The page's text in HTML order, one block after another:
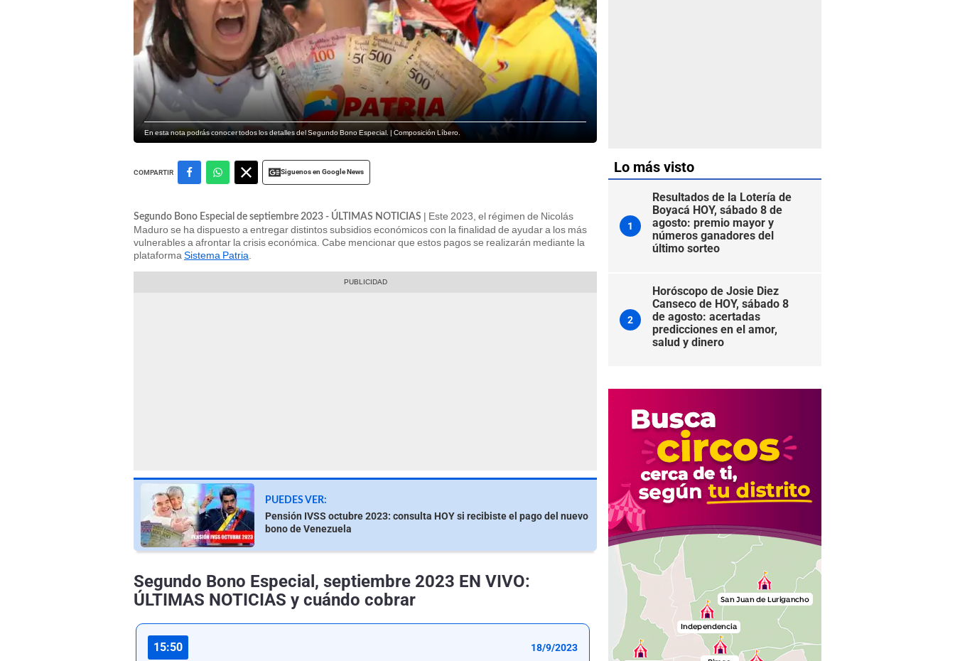
En esta nota podrás conocer todos los detalles del Segundo Bono Especial. | Composición Líbero.
COMPARTIR Siguenos en Google News
Segundo Bono Especial de septiembre 2023 - ÚLTIMAS NOTICIAS | Este 2023, el régimen de Nicolás
Maduro se ha dispuesto a entregar distintos subsidios económicos con la finalidad de ayudar a los más
vulnerables a afrontar la crisis económica. Cabe mencionar que estos pagos se realizarán mediante la
plataforma Sistema Patria
PUEDES VER:
Pensión IVSS octubre 2023: consulta HOY si recibiste el pago del nuevo
bono de Venezuela
Segundo Bono Especial, septiembre 2023 EN VIVO:
ÚLTIMAS NOTICIAS y cuándo cobrar
15:50 18/9/2023
Lo más visto
1
Resultados de la Lotería de
Boyacá HOY, sábado 8 de
agosto: premio mayor y
números ganadores del
último sorteo
2
Horóscopo de Josie Diez
Canseco de HOY, sábado 8
de agosto: acertadas
predicciones en el amor,
salud y dinero